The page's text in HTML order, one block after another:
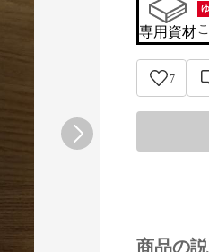
専用資材
7
商品の